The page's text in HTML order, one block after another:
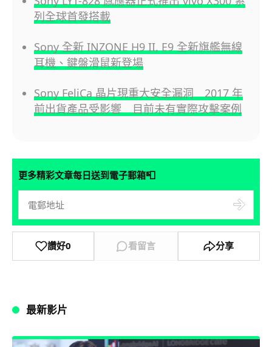
列全球首發搭載
Sony 全新 INZONE H9 II, E9 全新旗艦無線
耳機、鍵盤滑鼠新登場
Sony FeliCa 晶片現重大安全漏洞 2017 年
前出貨產品受影響 目前未有實際攻擊案例
更多精彩文章每日送到電子郵箱📮
讚好0 看留言 分享
最新影片